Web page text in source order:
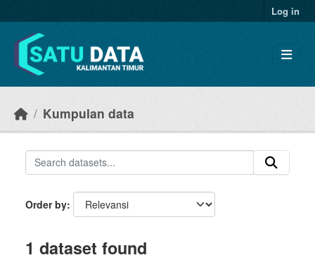
Log in
Kumpulan data
Order by
1 dataset found